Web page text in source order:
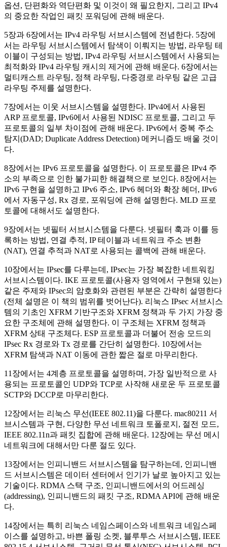
옵션, 단편화와 역단편화 및 이것이 왜 필요한지, 그리고 IPv4
의 중요한 작업인 패킷 포워딩에 관해 배운다.
5장과 6장에서는 IPv4 라우팅 서브시스템에 전념한다. 5장에
서는 라우팅 서브시스템에서 탐색이 이뤄지는 방법, 라우팅 테
이블이 구성되는 방법, IPv4 라우팅 서브시스템에서 사용되는
최적화와 IPv4 라우팅 캐시의 제거에 관해 배운다. 6장에서는
멀티캐스트 라우팅, 정책 라우팅, 다중경로 라우팅 같은 고급
라우팅 주제를 설명한다.
7장에서는 이웃 서브시스템을 설명한다. IPv4에서 사용된
ARP 프로토콜, IPv6에서 사용된 NDISC 프로토콜, 그리고 두
프로토콜의 일부 차이점에 관해 배운다. IPv6에서 중복 주소
탐지(DAD; Duplicate Address Detection) 메커니즘도 배울 것이
다.
8장에서는 IPv6 프로토콜을 설명한다. 이 프로토콜은 IPv4 주
소의 부족으로 인한 불가피한 해결책으로 보인다. 8장에서는
IPv6 구현을 설명하고 IPv6 주소, IPv6 헤더와 확장 헤더, IPv6
에서 자동구성, Rx 경로, 포워딩에 관해 설명한다. MLD 프로
토콜에 대해서도 설명한다.
9장에서는 넷필터 서브시스템을 다룬다. 넷필터 훅과 이를 등
록하는 방법, 연결 추적, IP 테이블과 네트워크 주소 변환
(NAT), 연결 추적과 NAT로 사용되는 콜백에 관해 배운다.
10장에서는 IPsec를 다루는데, IPsec는 가장 복잡한 네트워킹
서브시스템이다. IKE 프로토콜(사용자 영역에서 구현돼 있는)
같은 주제와 IPsec의 암호화와 관련된 부분은 간략히 설명한다
(전체 설명은 이 책의 범위를 벗어난다). 리눅스 IPsec 서브시스
템의 기초인 XFRM 기반구조와 XFRM 정책과 두 가지 가장 중
요한 구조체에 관해 설명한다. 이 구조체는 XFRM 정책과
XFRM 상태 구조체다. ESP 프로토콜과 더불어 전송 모드의
IPsec Rx 경로와 Tx 경로를 간단히 설명한다. 10장에서는
XFRM 탐색과 NAT 이동에 관한 짧은 절로 마무리한다.
11장에서는 4계층 프로토콜을 설명하며, 가장 일반적으로 사
용되는 프로토콜인 UDP와 TCP로 사작해 새로운 두 프로토콜
SCTP와 DCCP로 마무리한다.
12장에서는 리눅스 무선(IEEE 802.11)을 다룬다. mac80211 서
브시스템과 구현, 다양한 무선 네트워크 토폴로지, 절전 모드,
IEEE 802.11n과 패킷 집합에 관해 배운다. 12장에는 무선 메시
네트워크에 대해서만 다룬 절도 있다.
13장에서는 인피니밴드 서브시스템을 탐구하는데, 인피니밴
드 서브시스템은 데이터 센터에서 인기가 날로 높아지고 있는
기술이다. RDMA 스택 구조, 인피니밴드에서의 어드레싱
(addressing), 인피니밴드의 패킷 구조, RDMA API에 관해 배운
다.
14장에서는 특히 리눅스 네임스페이스와 네트워크 네임스페
이스를 설명하고, 바쁜 폴링 소켓, 블루투스 서브시스템, IEEE